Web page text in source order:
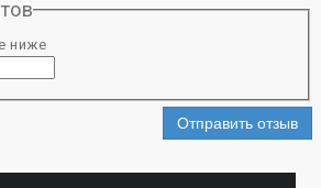
ниже
Отправить отзыв